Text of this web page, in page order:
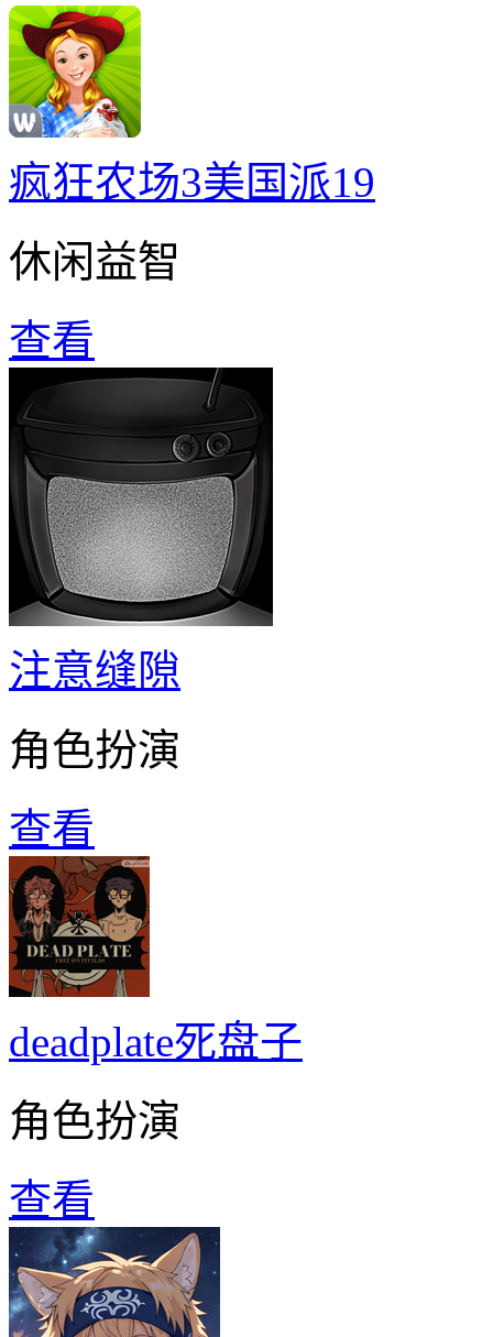
疯狂农场3美国派19
休闲益智
查看
注意缝隙
角色扮演
查看
deadplate死盘子
角色扮演
查看